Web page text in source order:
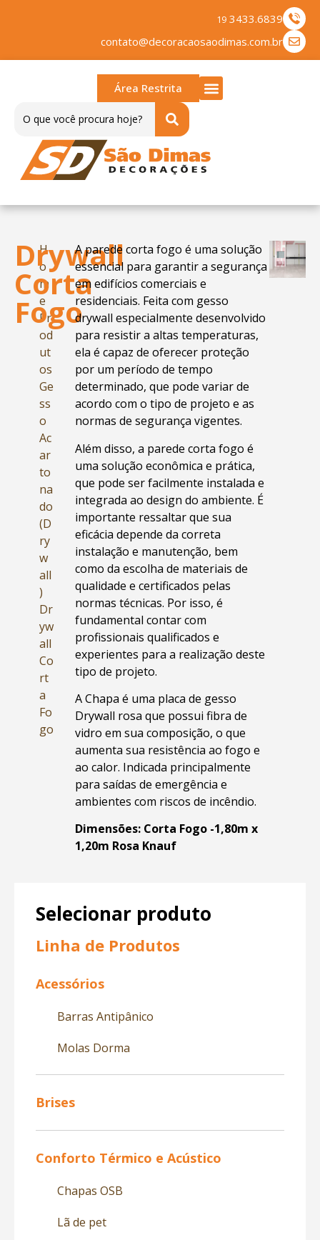
19 3433.6839
contato@decoracaosaodimas.com.br
Área Restrita
Selecionar produto
Linha de Produtos
Acessórios
Barras Antipânico
Molas Dorma
Brises
Conforto Térmico e Acústico
Chapas OSB
Lã de pet
H
o
m
e
Pr
od
ut
os
Ge
ss
o
Ac
ar
to
na
do
(D
ry
w
all
)
Dr
yw
all
Co
rt
a
Fo
go
Drywall
Corta
Fogo
A parede corta fogo é uma solução
essencial para garantir a segurança
em edifícios comerciais e
residenciais. Feita com gesso
drywall especialmente desenvolvido
para resistir a altas temperaturas,
ela é capaz de oferecer proteção
por um período de tempo
determinado, que pode variar de
acordo com o tipo de projeto e as
normas de segurança vigentes.
Além disso, a parede corta fogo é
uma solução econômica e prática,
que pode ser facilmente instalada e
integrada ao design do ambiente. É
importante ressaltar que sua
eficácia depende da correta
instalação e manutenção, bem
como da escolha de materiais de
qualidade e certificados pelas
normas técnicas. Por isso, é
fundamental contar com
profissionais qualificados e
experientes para a realização deste
tipo de projeto.
A Chapa é uma placa de gesso
Drywall rosa que possui fibra de
vidro em sua composição, o que
aumenta sua resistência ao fogo e
ao calor. Indicada principalmente
para saídas de emergência e
ambientes com riscos de incêndio.
Dimensões: Corta Fogo -1,80m x
1,20m Rosa Knauf